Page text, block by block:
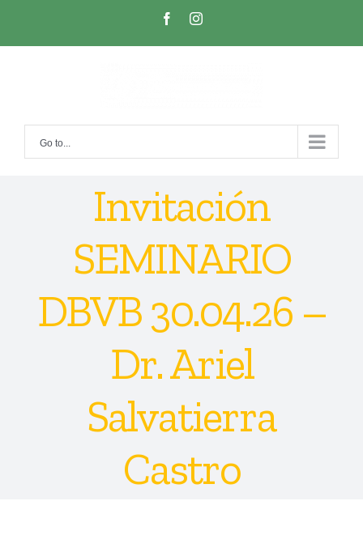
facebookinstagram
Go to...
Invitación
SEMINARIO
DBVB 30.04.26 –
Dr. Ariel
Salvatierra
Castro